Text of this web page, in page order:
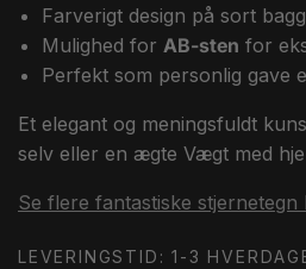
Farverigt design på sort
Mulighed for AB-sten for
Perfekt som personlig gave
Et elegant og meningsfuldt
selv eller en ægte Vægt med
Se flere fantastiske stjernetegn
LEVERINGSTID: 1-3